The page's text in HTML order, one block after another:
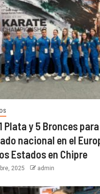
Plata y 5 Bronces
nacional en el
Estados en Chipre
2025 admin